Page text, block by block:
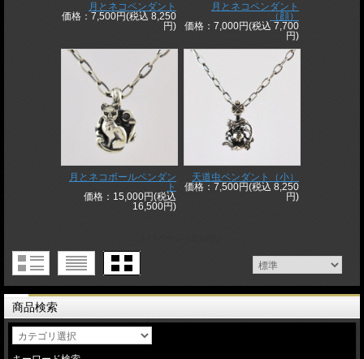
月とネコペンダント
価格：7,500円(税込 8,250
円)
月とネコペンダント
（顔）
価格：7,000円(税込 7,700
円)
月とネコボールペンダン
ト
価格：15,000円(税込
16,500円)
天道虫ペンダント（小）
価格：7,500円(税込 8,250
円)
商品検索